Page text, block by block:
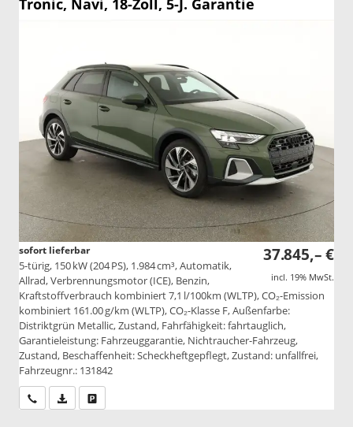
37.845,– €
incl. 19% MwSt.
sofort lieferbar
5-türig, 150 kW (204 PS), 1.984 cm³, Automatik,
Allrad, Verbrennungsmotor (ICE), Benzin,
Kraftstoffverbrauch kombiniert 7,1 l/100km (WLTP), CO₂-Emission
kombiniert 161.00 g/km (WLTP), CO₂-Klasse F, Außenfarbe:
Distriktgrün Metallic, Zustand, Fahrfähigkeit: fahrtauglich,
Garantieleistung: Fahrzeuggarantie, Nichtraucher-Fahrzeug,
Zustand, Beschaffenheit: Scheckheftgepflegt, Zustand: unfallfrei,
Fahrzeugnr.: 131842
Wir rufen Sie anPDF-Datei, Fahrzeugexposé drucken